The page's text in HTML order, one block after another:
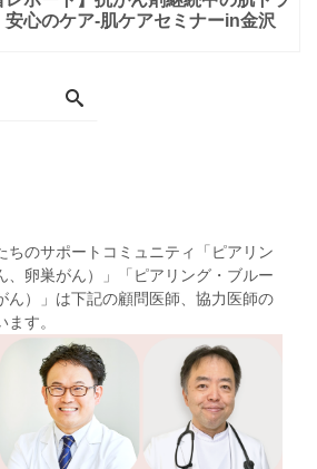
安心のケア-肌ケアセミナーin金沢
ちのサポートコミュニティ「 ピアリン
卵巣がん）
」「 ピアリング・ブルー
）
」は下記の顧問医師、協力医師の
す。